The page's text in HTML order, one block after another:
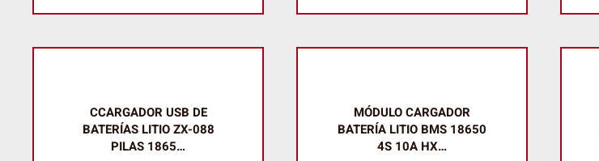
CCARGADOR USB DE
BATERÍAS LITIO ZX-088
PILAS 1865…
MÓDULO CARGADOR
BATERÍA LITIO BMS 18650
4S 10A HX…